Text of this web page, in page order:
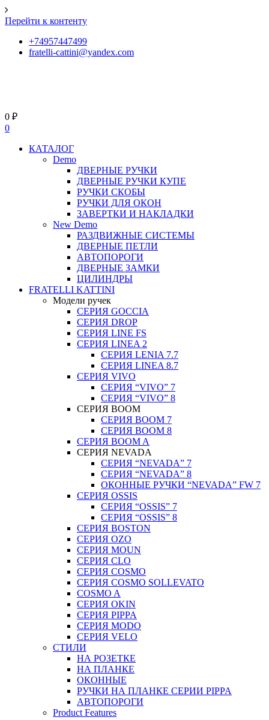
Перейти к контенту
+74957447499
fratelli-cattini@yandex.com
0 ₽
0
КАТАЛОГ
Demo
ДВЕРНЫЕ РУЧКИ
ДВЕРНЫЕ РУЧКИ КУПЕ
РУЧКИ СКОБЫ
РУЧКИ ДЛЯ ОКОН
ЗАВЕРТКИ И НАКЛАДКИ
New Demo
РАЗДВИЖНЫЕ СИСТЕМЫ
ДВЕРНЫЕ ПЕТЛИ
АВТОПОРОГИ
ДВЕРНЫЕ ЗАМКИ
ЦИЛИНДРЫ
FRATELLI KATTINI
Модели ручек
СЕРИЯ GOCCIA
СЕРИЯ DROP
СЕРИЯ LINE FS
СЕРИЯ LINEA 2
СЕРИЯ LENIA 7.7
СЕРИЯ LINEA 8.7
СЕРИЯ VIVO
СЕРИЯ “VIVO” 7
СЕРИЯ “VIVO” 8
СЕРИЯ ВOOM
СЕРИЯ ВOOM 7
СЕРИЯ ВOOM 8
СЕРИЯ ВOOM A
СЕРИЯ NEVADA
СЕРИЯ “NEVADA” 7
СЕРИЯ “NEVADA” 8
ОКОННЫЕ РУЧКИ “NEVADA” FW 7
СЕРИЯ OSSIS
СЕРИЯ “OSSIS” 7
СЕРИЯ “OSSIS” 8
СЕРИЯ ВOSTON
CЕРИЯ OZO
СЕРИЯ MOUN
СЕРИЯ CLO
СЕРИЯ COSMO
СЕРИЯ COSMO SOLLEVATO
COSMO A
СЕРИЯ OKIN
СЕРИЯ PIPPA
СЕРИЯ MODO
СЕРИЯ VELO
СТИЛИ
НА РОЗЕТКЕ
НА ПЛАНКЕ
ОКОННЫЕ
РУЧКИ НА ПЛАНКЕ СЕРИИ PIPPA
АВТОПОРОГИ
Product Features